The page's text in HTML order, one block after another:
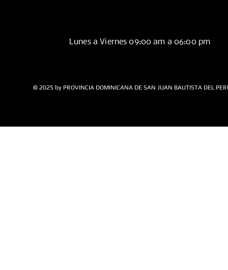
Lunes a Viernes 09:00 am a 06:00 pm
© 2025 by PROVINCIA DOMINICANA DE SAN JUAN BAUTISTA DEL